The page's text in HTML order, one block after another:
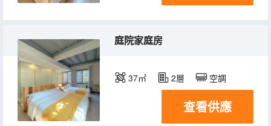
庭院家庭房
37㎡ 2層 空調
查看供應